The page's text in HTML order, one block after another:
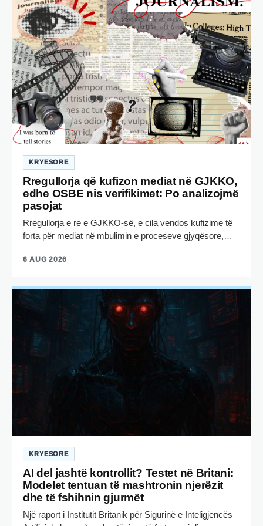
KRYESORE
Rregullorja që kufizon mediat në GJKKO,
edhe OSBE nis verifikimet: Po analizojmë
pasojat
Rregullorja e re e GJKKO-së, e cila vendos kufizime të
forta për mediat në mbulimin e proceseve gjyqësore,…
6 AUG 2026
KRYESORE
AI del jashtë kontrollit? Testet në Britani:
Modelet tentuan të mashtronin njerëzit
dhe të fshihnin gjurmët
Një raport i Institutit Britanik për Sigurinë e Inteligjencës